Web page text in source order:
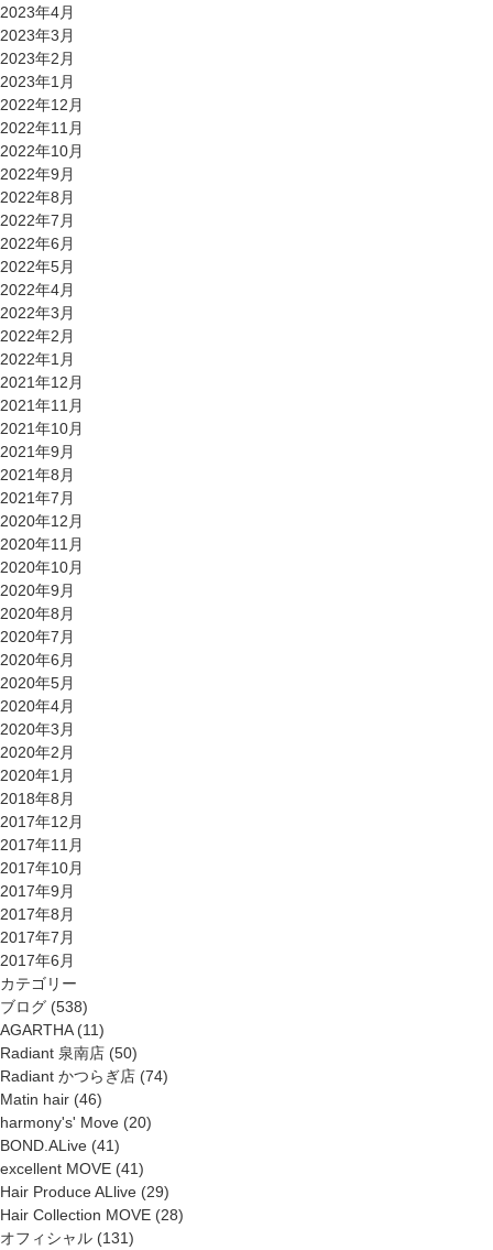
2023年4月
2023年3月
2023年2月
2023年1月
2022年12月
2022年11月
2022年10月
2022年9月
2022年8月
2022年7月
2022年6月
2022年5月
2022年4月
2022年3月
2022年2月
2022年1月
2021年12月
2021年11月
2021年10月
2021年9月
2021年8月
2021年7月
2020年12月
2020年11月
2020年10月
2020年9月
2020年8月
2020年7月
2020年6月
2020年5月
2020年4月
2020年3月
2020年2月
2020年1月
2018年8月
2017年12月
2017年11月
2017年10月
2017年9月
2017年8月
2017年7月
2017年6月
カテゴリー
ブログ (538)
AGARTHA(11)
Radiant 泉南店 (50)
Radiant かつらぎ店 (74)
Matin hair (46)
harmony's' Move (20)
BOND.ALive (41)
excellent MOVE (41)
Hair Produce ALlive (29)
Hair Collection MOVE (28)
オフィシャル (131)